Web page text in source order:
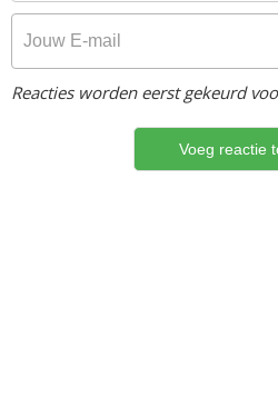
Reacties worden eerst gekeurd